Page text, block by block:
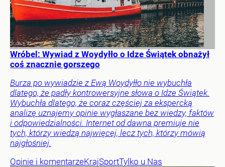
Wróbel: Wywiad z Woydyłło o Idze Świątek obnażył
coś znacznie gorszego
Burza po wywiadzie z Ewą Woydyłło nie wybuchła
dlatego, że padły kontrowersyjne słowa o Idze Świątek.
Wybuchła dlatego, że coraz częściej za ekspercką
analizę uznajemy opinie wygłaszane bez wiedzy, faktów
i odpowiedzialności. Internet od dawna premiuje nie
tych, którzy wiedzą najwięcej, lecz tych, którzy mówią
najgłośniej.
Opinie i komentarzeKrajSportTylko u Nas